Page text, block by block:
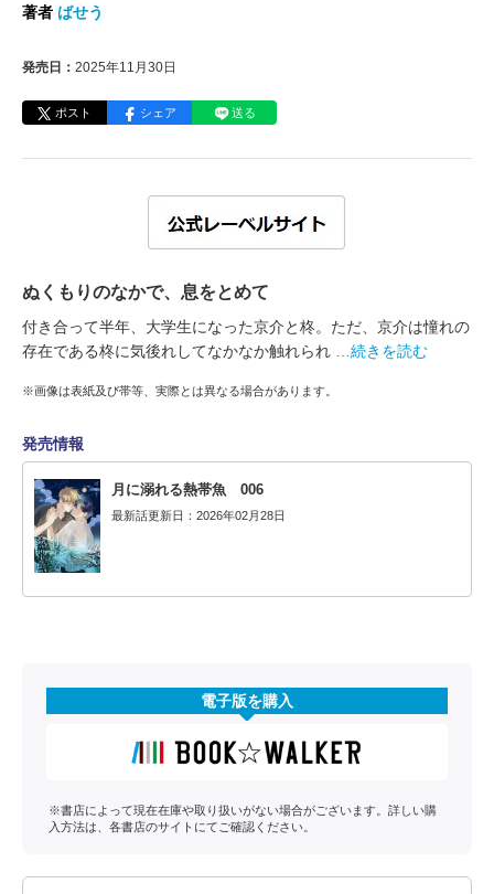
著者 ばせう
発売日： 2025年11月30日
ポスト シェア 送る
ぬくもりのなかで、息をとめて
付き合って半年、大学生になった京介と柊。ただ、京介は憧れの
存在である柊に気後れしてなかなか触れられ
…続きを読む
※画像は表紙及び帯等、実際とは異なる場合があります。
発売情報
月に溺れる熱帯魚 006
最新話更新日：2026年02月28日
電子版を購入
※書店によって現在在庫や取り扱いがない場合がございます。詳しい購
入方法は、各書店のサイトにてご確認ください。